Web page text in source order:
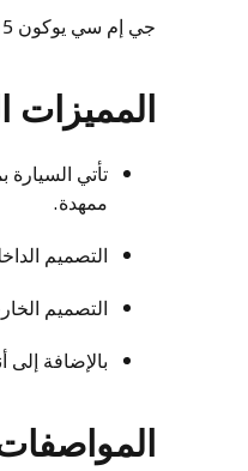
جي إم سي يوكون 2015 تتمتع بمواصفات تميزها عن غيرها من السيارات في فئتها. إليك أهم التفاصيل:
المميزات
تأتي
ممهدة.
التصميم
التصميم
بالإضافة إلى